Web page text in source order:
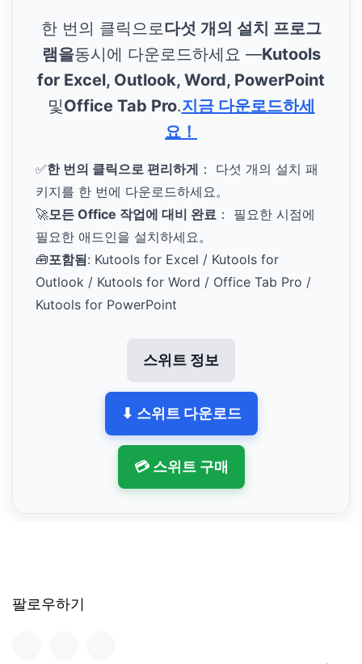
한 번의 클릭으로다섯 개의 설치 프로그
램을동시에 다운로드하세요 —Kutools
for Excel, Outlook, Word, PowerPoint
및Office Tab Pro.지금 다운로드하세
요！
✅한 번의 클릭으로 편리하게 ： 다섯 개의 설치 패
키지를 한 번에 다운로드하세요。
🚀모든 Office 작업에 대비 완료 ： 필요한 시점에
필요한 애드인을 설치하세요。
🧰포함됨: Kutools for Excel / Kutools for
Outlook / Kutools for Word / Office Tab Pro /
Kutools for PowerPoint
스위트 정보
⬇ 스위트 다운로드
💳 스위트 구매
팔로우하기